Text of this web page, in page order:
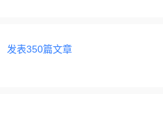
发表350篇文章